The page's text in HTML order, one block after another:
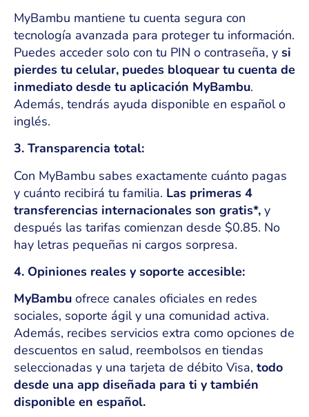
MyBambu mantiene tu cuenta segura con
tecnología avanzada para proteger tu información.
Puedes acceder solo con tu PIN o contraseña, y si
pierdes tu celular, puedes bloquear tu cuenta de
inmediato desde tu aplicación MyBambu.
Además, tendrás ayuda disponible en español o
inglés.
3. Transparencia total:
Con MyBambu sabes exactamente cuánto pagas
y cuánto recibirá tu familia. Las primeras 4
transferencias internacionales son gratis*, y
después las tarifas comienzan desde $0.85. No
hay letras pequeñas ni cargos sorpresa.
4. Opiniones reales y soporte accesible:
MyBambu ofrece canales oficiales en redes
sociales, soporte ágil y una comunidad activa.
Además, recibes servicios extra como opciones de
descuentos en salud, reembolsos en tiendas
seleccionadas y una tarjeta de débito Visa, todo
desde una app diseñada para ti y también
disponible en español.